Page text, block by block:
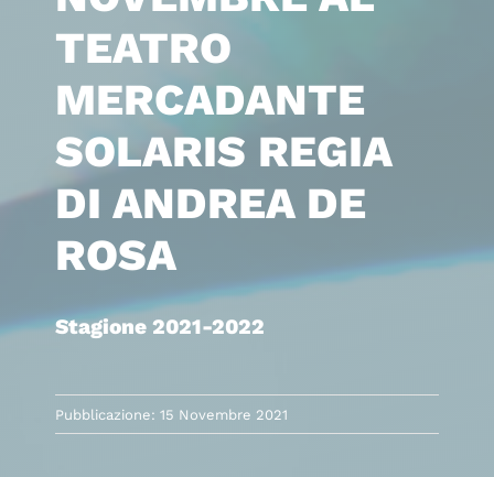
TEATRO
MERCADANTE
SOLARIS REGIA
DI ANDREA DE
ROSA
Stagione 2021-2022
Pubblicazione: 15 Novembre 2021